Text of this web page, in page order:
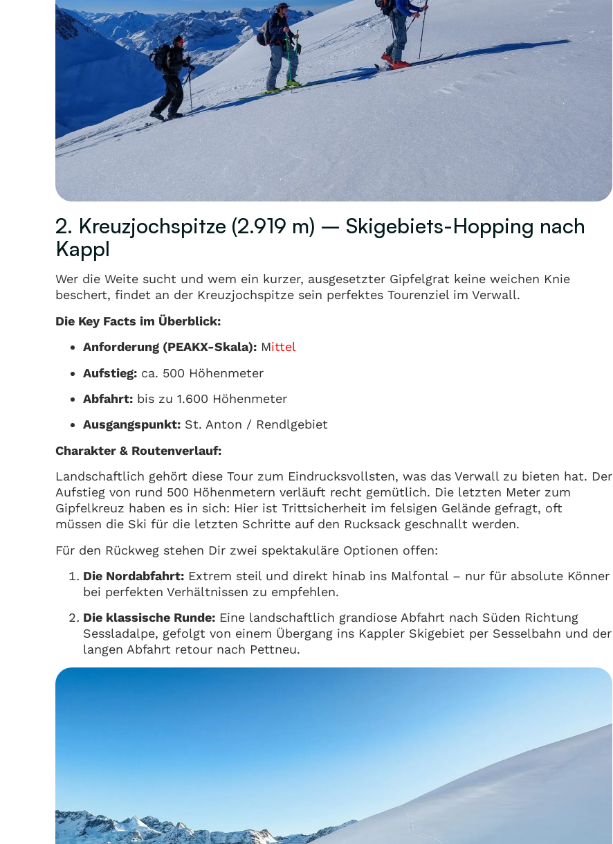
2. Kreuzjochspitze (2.919 m) – Skigebiets-Hopping nach
Kappl
Wer die Weite sucht und wem ein kurzer, ausgesetzter Gipfelgrat keine weichen Knie
beschert, findet an der Kreuzjochspitze sein perfektes Tourenziel im Verwall.
Die Key Facts im Überblick:
Anforderung (PEAKX-Skala): Mittel
Aufstieg: ca. 500 Höhenmeter
Abfahrt: bis zu 1.600 Höhenmeter
Ausgangspunkt: St. Anton / Rendlgebiet
Charakter & Routenverlauf:
Landschaftlich gehört diese Tour zum Eindrucksvollsten, was das Verwall zu bieten hat. Der
Aufstieg von rund 500 Höhenmetern verläuft recht gemütlich. Die letzten Meter zum
Gipfelkreuz haben es in sich: Hier ist Trittsicherheit im felsigen Gelände gefragt, oft
müssen die Ski für die letzten Schritte auf den Rucksack geschnallt werden.
Für den Rückweg stehen Dir zwei spektakuläre Optionen offen:
Die Nordabfahrt: Extrem steil und direkt hinab ins Malfontal – nur für absolute Könner
bei perfekten Verhältnissen zu empfehlen.
Die klassische Runde: Eine landschaftlich grandiose Abfahrt nach Süden Richtung
Sessladalpe, gefolgt von einem Übergang ins Kappler Skigebiet per Sesselbahn und der
langen Abfahrt retour nach Pettneu.